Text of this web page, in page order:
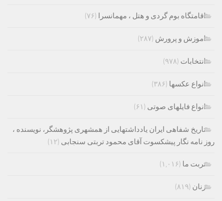
اقامتگاه بوم گردی و هتل ، مهمانسرا (۷۶)
اموزش و پرورش (۲۸۷)
انتخابات (۹۷۸)
انواع عکسها (۳۸۶)
انواع فایلهای صوتی (۶۱)
تاریخ شفاهی ایران یادداشتهایی از همشهری پژوهشگر، نویسنده ،
روز نامه نگار پیشکسوت آقای محمود تربتی سنجابی (۱۲)
تربت ما (۱,۰۱۶)
زنان (۸۱۹)